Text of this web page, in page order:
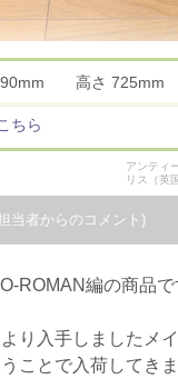
高さ
ちら
アンティ
リス（英
当者からのコメント)
ROMAN編の商品で
り入手しましたメ
ことで入荷してきま